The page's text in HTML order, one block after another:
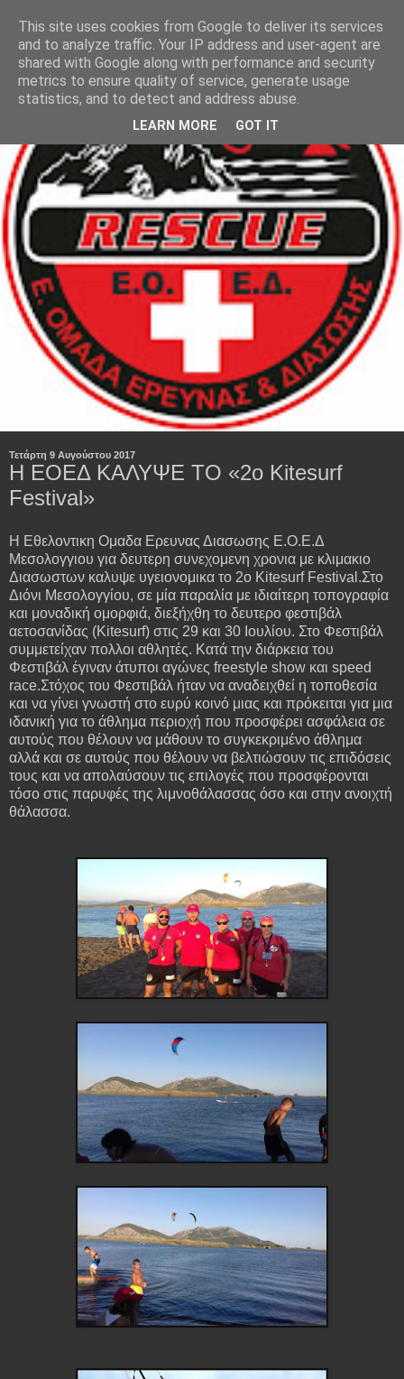
Τετάρτη 9 Αυγούστου 2017
Η ΕΟΕΔ ΚΑΛΥΨΕ ΤΟ «2ο Kitesurf
Festival»
Η Εθελοντικη Ομαδα Ερευνας Διασωσης Ε.Ο.Ε.Δ
Μεσολογγιου για δευτερη συνεχομενη χρονια με κλιμακιο
Διασωστων καλυψε υγειονομικα το 2ο Kitesurf Festival.Στο
Διόνι Μεσολογγίου, σε μία παραλία με ιδιαίτερη τοπογραφία
και μοναδική ομορφιά, διεξήχθη το δευτερο φεστιβάλ
αετοσανίδας (Kitesurf) στις 29 και 30 Ιουλίου. Στο Φεστιβάλ
συμμετείχαν πολλοι αθλητές. Κατά την διάρκεια του
Φεστιβάλ έγιναν άτυποι αγώνες freestyle show και speed
race.Στόχος του Φεστιβάλ ήταν να αναδειχθεί η τοποθεσία
και να γίνει γνωστή στο ευρύ κοινό μιας και πρόκειται για μια
ιδανική για το άθλημα περιοχή που προσφέρει ασφάλεια σε
αυτούς που θέλουν να μάθουν το συγκεκριμένο άθλημα
αλλά και σε αυτούς που θέλουν να βελτιώσουν τις επιδόσεις
τους και να απολαύσουν τις επιλογές που προσφέρονται
τόσο στις παρυφές της λιμνοθάλασσας όσο και στην ανοιχτή
θάλασσα.
This site uses cookies from Google to deliver its services
and to analyze traffic. Your IP address and user-agent are
shared with Google along with performance and security
metrics to ensure quality of service, generate usage
statistics, and to detect and address abuse.
LEARN MORE GOT IT